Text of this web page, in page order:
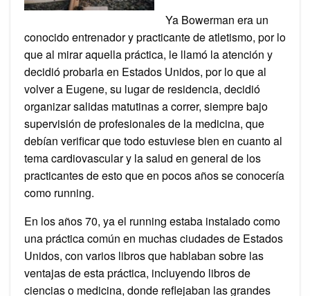
Ya Bowerman era un
conocido entrenador y practicante de atletismo, por lo
que al mirar aquella práctica, le llamó la atención y
decidió probarla en Estados Unidos, por lo que al
volver a Eugene, su lugar de residencia, decidió
organizar salidas matutinas a correr, siempre bajo
supervisión de profesionales de la medicina, que
debían verificar que todo estuviese bien en cuanto al
tema cardiovascular y la salud en general de los
practicantes de esto que en pocos años se conocería
como running.
En los años 70, ya el running estaba instalado como
una práctica común en muchas ciudades de Estados
Unidos, con varios libros que hablaban sobre las
ventajas de esta práctica, incluyendo libros de
ciencias o medicina, donde reflejaban las grandes